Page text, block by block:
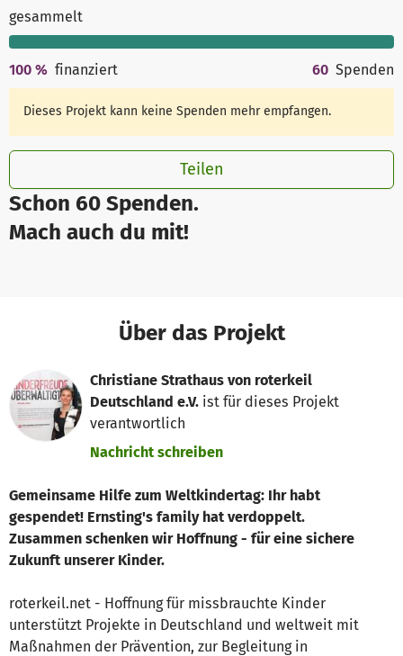
Schon 60 Spenden.
Mach auch du mit!
gesammelt
100 % finanziert 60 Spenden
Dieses Projekt kann keine Spenden mehr empfangen.
Teilen
Über das Projekt
Christiane Strathaus von roterkeil
Deutschland e.V. ist für dieses Projekt
verantwortlich
Nachricht schreiben
Gemeinsame Hilfe zum Weltkindertag: Ihr habt
gespendet! Ernsting's family hat verdoppelt.
Zusammen schenken wir Hoffnung - für eine sichere
Zukunft unserer Kinder.
roterkeil.net - Hoffnung für missbrauchte Kinder
unterstützt Projekte in Deutschland und weltweit mit
Maßnahmen der Prävention, zur Begleitung in